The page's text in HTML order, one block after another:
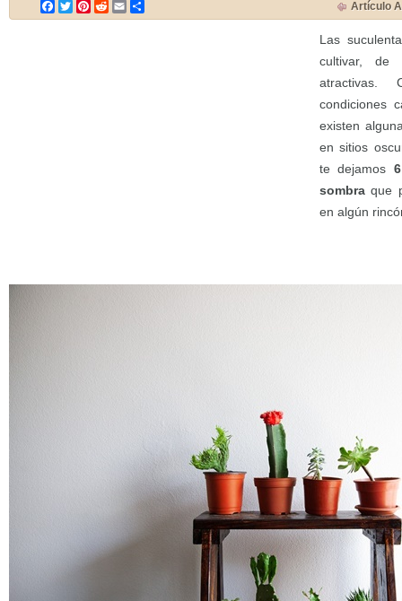
Facebook
TwitterPinterest
RedditEmail Artículo
Las
cultivar, de
atractivas.
condiciones
existen
en sitios
te dejamos
sombra que
en algún